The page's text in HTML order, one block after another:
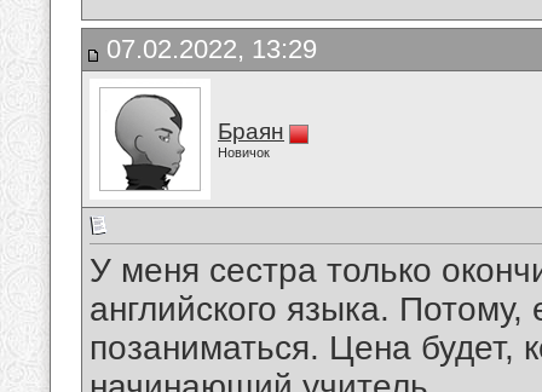
07.02.2022, 13:29
Браян
Новичок
У меня сестра только
английского языка.
позаниматься. Цена будет,